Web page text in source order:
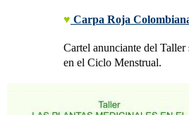
♥ Carpa Roja
Cartel anunciante del
en el Ciclo Menstrual.